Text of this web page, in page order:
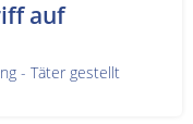
auf
- Täter gestellt